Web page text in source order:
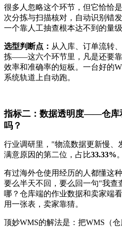
很多人忽略这个环节，但它恰恰
次分拣与扫描核对，自动识别错
一个靠人工抽查根本达不到的量级
选型判断点： 从入库、订单流转
拣——这六个环节里，凡是还要
效率和准确率的短板。一台好的
系统轨道上自动跑。
指标二：数据透明度——仓库
吗？
行业调研里，"物流数据更新慢、
满意原因的第二位，占比33.33%。
有过海外仓使用经历的人都懂这
要么半天不回，要么回一句"我查
哪？仓库端的作业数据和卖家
用一张表，卖家靠猜。
顶妙WMS的解法是：把WMS（